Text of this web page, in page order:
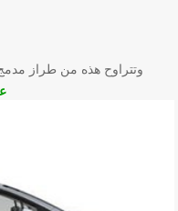
وتتراوح هذه من طراز